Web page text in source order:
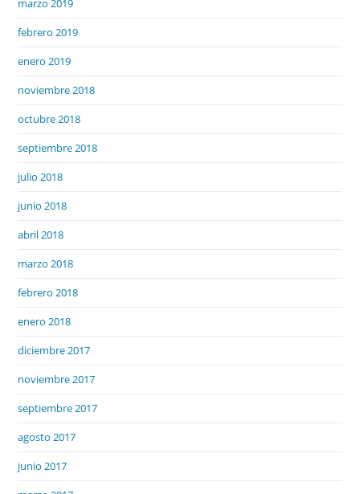
marzo 2019
febrero 2019
enero 2019
noviembre 2018
octubre 2018
septiembre 2018
julio 2018
junio 2018
abril 2018
marzo 2018
febrero 2018
enero 2018
diciembre 2017
noviembre 2017
septiembre 2017
agosto 2017
junio 2017